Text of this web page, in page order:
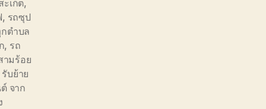
ะเก็ต,
, รถซุป
ตำบล
, รถ
ามร้อย
รับย้าย
จาก